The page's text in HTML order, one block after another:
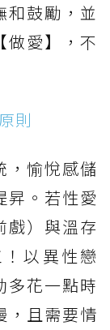
和鼓勵，並
做愛】，不
則
，愉悅感儲
昇。若性愛
戲）與溫存
以異性戀
多花一點時
，且需要情